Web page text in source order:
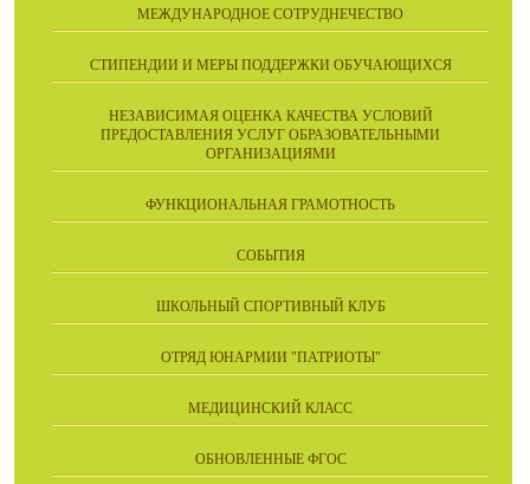
МЕЖДУНАРОДНОЕ СОТРУДНЕЧЕСТВО
СТИПЕНДИИ И МЕРЫ ПОДДЕРЖКИ ОБУЧАЮЩИХСЯ
НЕЗАВИСИМАЯ ОЦЕНКА КАЧЕСТВА УСЛОВИЙ
ПРЕДОСТАВЛЕНИЯ УСЛУГ ОБРАЗОВАТЕЛЬНЫМИ
ОРГАНИЗАЦИЯМИ
ФУНКЦИОНАЛЬНАЯ ГРАМОТНОСТЬ
СОБЫТИЯ
ШКОЛЬНЫЙ СПОРТИВНЫЙ КЛУБ
ОТРЯД ЮНАРМИИ "ПАТРИОТЫ"
МЕДИЦИНСКИЙ КЛАСС
ОБНОВЛЕННЫЕ ФГОС